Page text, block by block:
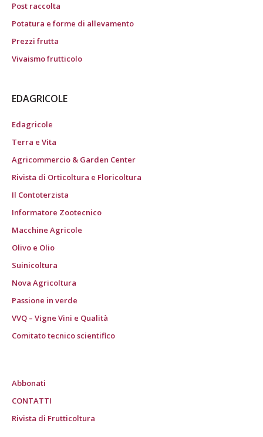
Post raccolta
Potatura e forme di allevamento
Prezzi frutta
Vivaismo frutticolo
EDAGRICOLE
Edagricole
Terra e Vita
Agricommercio & Garden Center
Rivista di Orticoltura e Floricoltura
Il Contoterzista
Informatore Zootecnico
Macchine Agricole
Olivo e Olio
Suinicoltura
Nova Agricoltura
Passione in verde
VVQ – Vigne Vini e Qualità
Comitato tecnico scientifico
Abbonati
CONTATTI
Rivista di Frutticoltura